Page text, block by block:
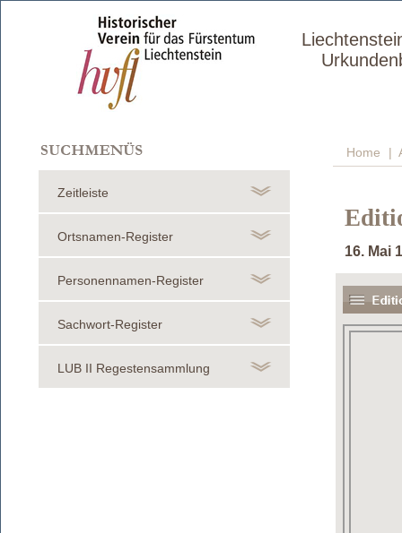
Home |
Zeitleiste
Ortsnamen-Register
Personennamen-Register
Sachwort-Register
LUB II Regestensammlung
16. Mai